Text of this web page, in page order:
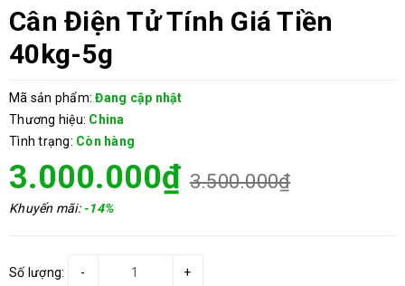
Cân Điện Tử Tính Giá Tiền
40kg-5g
Mã sản phẩm: Đang cập nhật
Thương hiệu: China
Tình trạng: Còn hàng
3.000.000₫ 3.500.000₫
Khuyến mãi:-14%
Số lượng: +
-